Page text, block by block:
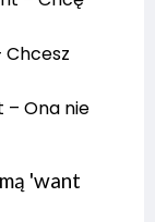
– Ona nie
'want